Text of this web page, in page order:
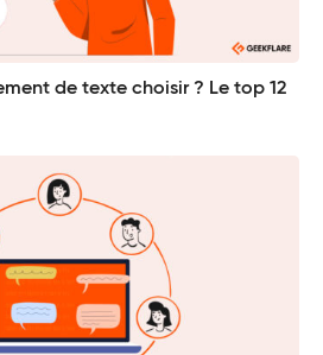
de texte choisir ? Le top 12